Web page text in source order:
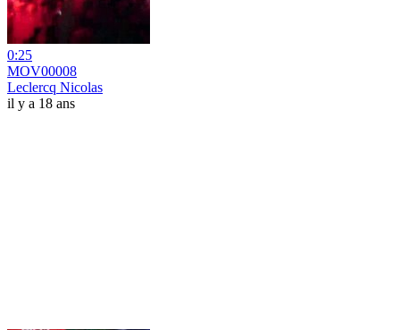
0:25
MOV00008
Leclercq Nicolas
il y a 18 ans